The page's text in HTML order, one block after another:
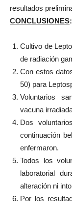
resultados
CONCLUSIONES:
Cultivo de
de radiación
Con estos
50) para
Voluntarios
vacuna
Dos
continuación
enfermaron.
Todos los
laboratorial
alteración ni
Por los